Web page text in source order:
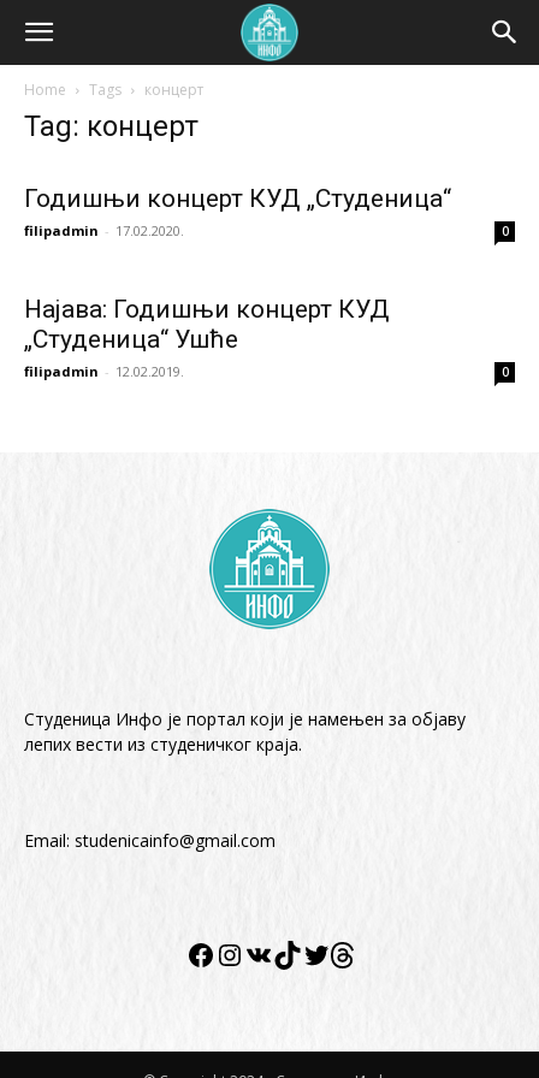
Home Tags концерт
Tag: концерт
Годишњи концерт КУД „Студеница“
filipadmin - 17.02.2020. 0
Најава: Годишњи концерт КУД
„Студеница“ Ушће
filipadmin - 12.02.2019. 0
Студеница Инфо је портал који је намењен за објaву
лепих вести из студеничког краја.
Email: studenicainfo@gmail.com
Facebook
Instagram
VK TikTokTwitter
Twitter